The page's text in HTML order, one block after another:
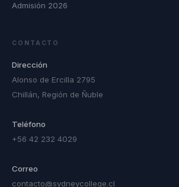
Admisión 2026
CONTACTO
Dirección
Alonso de Ercilla 2795
Chillán, Región de Ñuble
Teléfono
+56 42 232 4029
Correo
contacto@sydneycollege.cl